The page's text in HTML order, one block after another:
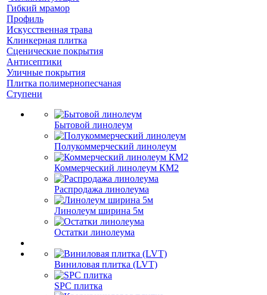
Гибкий мрамор
Профиль
Искусственная трава
Клинкерная плитка
Сценические покрытия
Антисептики
Уличные покрытия
Плитка полимернопесчаная
Ступени
Бытовой линолеум
Полукоммерческий линолеум
Коммерческий линолеум КМ2
Распродажа линолеума
Линолеум ширина 5м
Остатки линолеума
Виниловая плитка (LVT)
SPC плитка